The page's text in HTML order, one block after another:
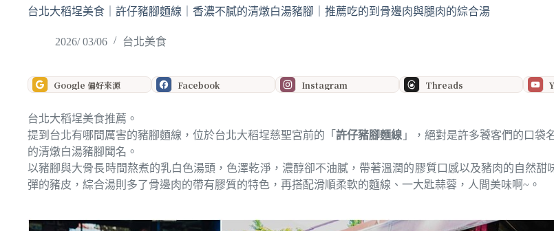
台北大稻埕美食｜許仔豬腳麵線｜香濃不膩的清燉白湯豬腳｜推薦吃的到骨邊肉與腿肉的綜合湯
2026/ 03/06 台北美食
Google 偏好來源 Facebook Instagram Threads
台北大稻埕美食推薦。
提到台北有哪間厲害的豬腳麵線，位於台北大稻埕慈聖宮前的「許仔豬腳麵線 」，絕對是許多饕客們的口袋
的清燉白湯豬腳聞名。
以豬腳與大骨長時間熬煮的乳白色湯頭，色澤乾淨，濃醇卻不油膩，帶著溫潤的膠質口感以及豬肉的自然
彈的豬皮，綜合湯則多了骨邊肉的帶有膠質的特色，再搭配滑順柔軟的麵線、一大匙蒜蓉，人間美味啊~。